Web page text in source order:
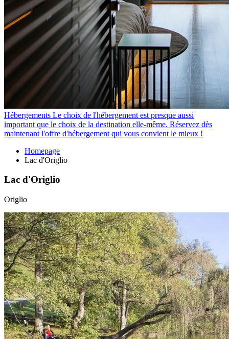
Hébergements Le choix de l'hébergement est presque aussi
important que le choix de la destination elle-même. Réservez dès
maintenant l'offre d'hébergement qui vous convient le mieux !
Homepage
Lac d'Origlio
Lac d'Origlio
Origlio